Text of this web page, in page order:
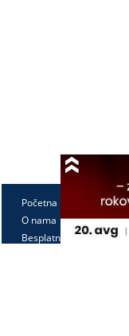
Početna
O nama
Besplatno